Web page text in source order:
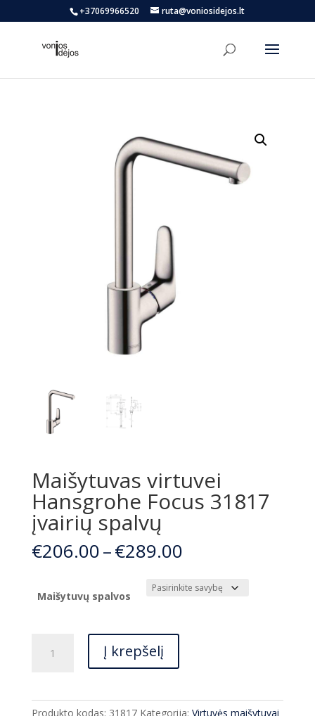
+37069966520 ruta@voniosidejos.lt
Maišytuvas virtuvei
Hansgrohe Focus 31817
įvairių spalvų
€206.00–€289.00Price
€206.00
through
Maišytuvų spalvos
kiekis:
Hansgrohe
Į krepšelį
Produkto kodas: 31817 Kategorija: Virtuvės maišytuvai